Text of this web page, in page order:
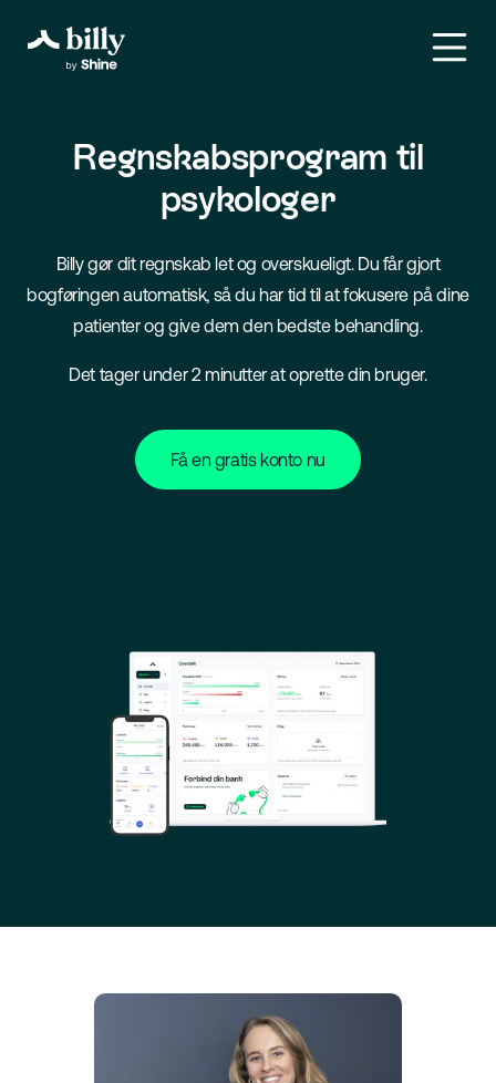
Regnskabsprogram til
psykologer
Billy gør dit regnskab let og overskueligt. Du får gjort
bogføringen automatisk, så du har tid til at fokusere på dine
patienter og give dem den bedste behandling.
Det tager under 2 minutter at oprette din bruger.
Få en gratis konto nu